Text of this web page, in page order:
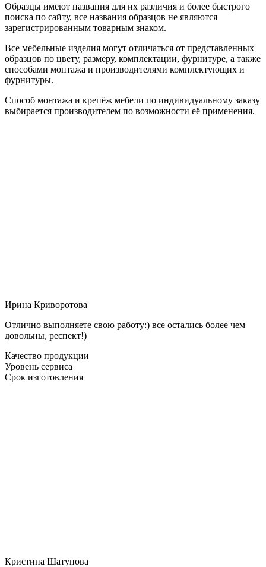
Образцы имеют названия для их различия и более быстрого
поиска по сайту, все названия образцов не являются
зарегистрированным товарным знаком.
Все мебельные изделия могут отличаться от представленных
образцов по цвету, размеру, комплектации, фурнитуре, а также
способами монтажа и производителями комплектующих и
фурнитуры.
Способ монтажа и крепёж мебели по индивидуальному заказу
выбирается производителем по возможности её применения.
Ирина Криворотова
Отлично выполняете свою работу:) все остались более чем
довольны, респект!)
Качество продукции
Уровень сервиса
Срок изготовления
Кристина Шатунова